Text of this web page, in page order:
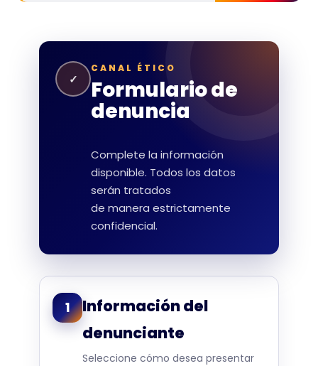
✓
CANAL ÉTICO
Formulario de
denuncia
Complete la información
disponible. Todos los datos
serán tratados
de manera estrictamente
confidencial.
1
Información del
denunciante
Seleccione cómo desea presentar